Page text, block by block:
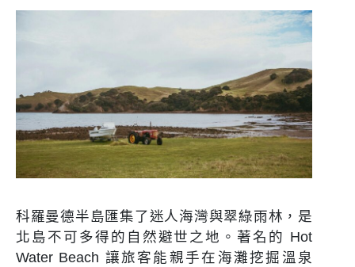
科羅曼德半島匯集了迷人海灣與翠綠雨林，是
北島不可多得的自然避世之地。著名的 Hot
Water Beach 讓旅客能親手在海灘挖掘溫泉